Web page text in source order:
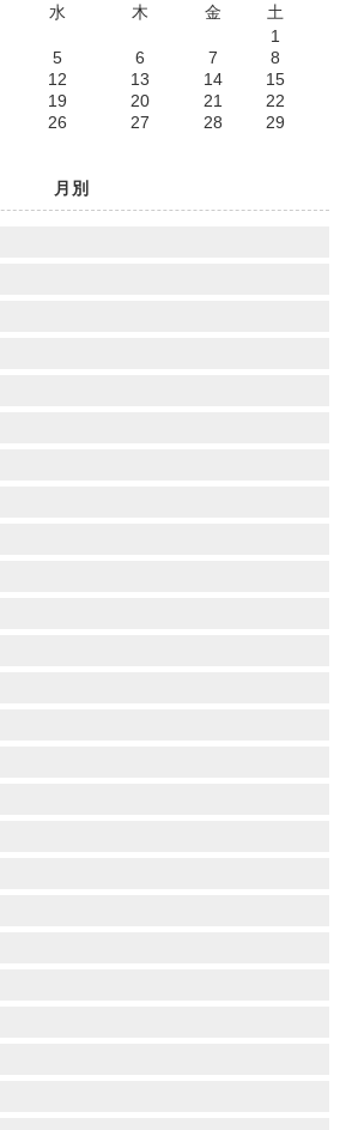
水 木 金
土
1
5 6 7
8
12 13 14
15
19 20 21
22
26 27 28
29
月別